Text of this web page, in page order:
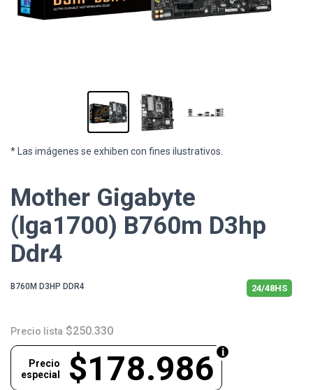
* Las imágenes se exhiben con fines ilustrativos.
Mother Gigabyte
(lga1700) B760m D3hp
Ddr4
B760M D3HP DDR4 24/48HS
Precio lista $250.330
$178.986
Precio
especial